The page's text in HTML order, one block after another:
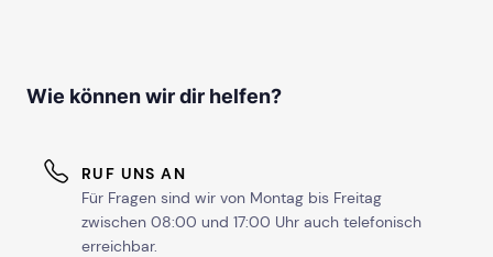
Wie können wir dir helfen?
RUF UNS AN
Für Fragen sind wir von Montag bis Freitag
zwischen 08:00 und 17:00 Uhr auch telefonisch
erreichbar.